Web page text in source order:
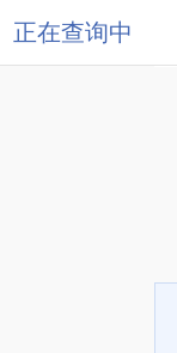
正在查询中